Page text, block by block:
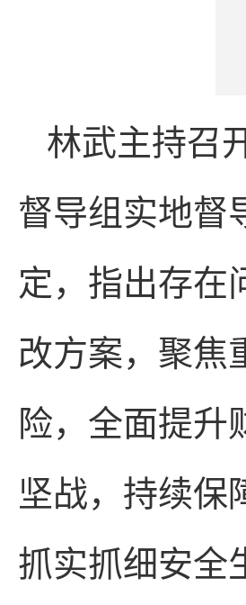
林武主持召
督导组实地督
定，指出存在
改方案，聚焦
险，全面提升
坚战，持续保
抓实抓细安全